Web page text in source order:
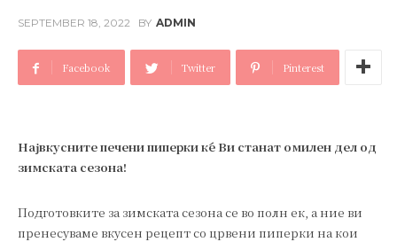
SEPTEMBER 18, 2022 BY ADMIN
Facebook Twitter Pinterest
Највкусните печени пиперки ќе Ви станат омилен дел од
зимската сезона!
Подготовките за зимската сезона се во полн ек, а ние ви
пренесуваме вкусен рецепт со црвени пиперки на кои